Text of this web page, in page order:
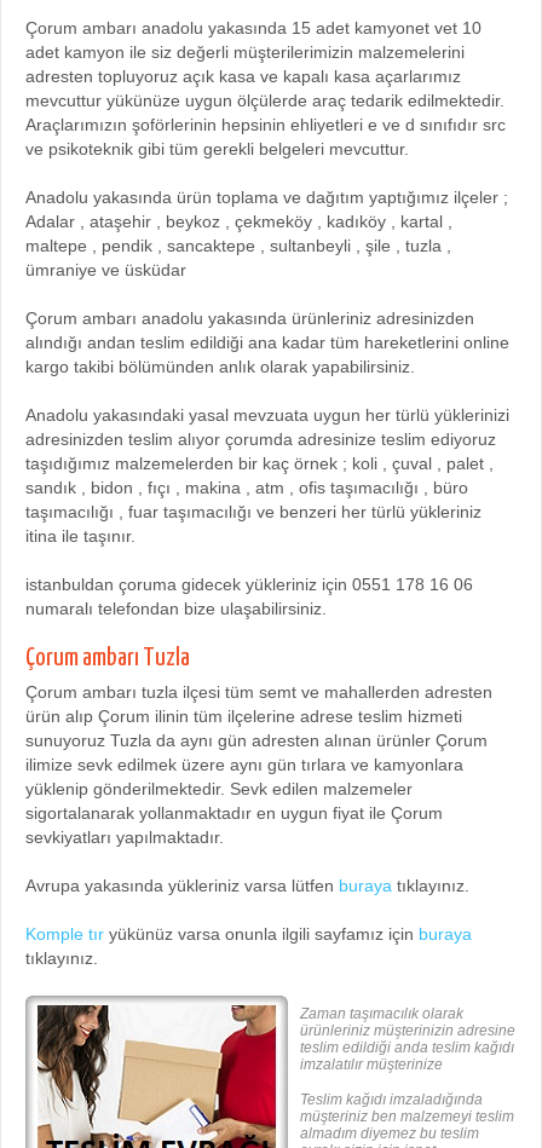
Çorum ambarı anadolu yakasında 15 adet kamyonet vet 10
adet kamyon ile siz değerli müşterilerimizin malzemelerini
adresten topluyoruz açık kasa ve kapalı kasa açarlarımız
mevcuttur yükünüze uygun ölçülerde araç tedarik edilmektedir.
Araçlarımızın şoförlerinin hepsinin ehliyetleri e ve d sınıfıdır src
ve psikoteknik gibi tüm gerekli belgeleri mevcuttur.
Anadolu yakasında ürün toplama ve dağıtım yaptığımız ilçeler ;
Adalar , ataşehir , beykoz , çekmeköy , kadıköy , kartal ,
maltepe , pendik , sancaktepe , sultanbeyli , şile , tuzla ,
ümraniye ve üsküdar
Çorum ambarı anadolu yakasında ürünleriniz adresinizden
alındığı andan teslim edildiği ana kadar tüm hareketlerini online
kargo takibi bölümünden anlık olarak yapabilirsiniz.
Anadolu yakasındaki yasal mevzuata uygun her türlü yüklerinizi
adresinizden teslim alıyor çorumda adresinize teslim ediyoruz
taşıdığımız malzemelerden bir kaç örnek ; koli , çuval , palet ,
sandık , bidon , fıçı , makina , atm , ofis taşımacılığı , büro
taşımacılığı , fuar taşımacılığı ve benzeri her türlü yükleriniz
itina ile taşınır.
istanbuldan çoruma gidecek yükleriniz için 0551 178 16 06
numaralı telefondan bize ulaşabilirsiniz.
Çorum ambarı Tuzla
Çorum ambarı tuzla ilçesi tüm semt ve mahallerden adresten
ürün alıp Çorum ilinin tüm ilçelerine adrese teslim hizmeti
sunuyoruz Tuzla da aynı gün adresten alınan ürünler Çorum
ilimize sevk edilmek üzere aynı gün tırlara ve kamyonlara
yüklenip gönderilmektedir. Sevk edilen malzemeler
sigortalanarak yollanmaktadır en uygun fiyat ile Çorum
sevkiyatları yapılmaktadır.
Avrupa yakasında yükleriniz varsa lütfen buraya tıklayınız.
Komple tır yükünüz varsa onunla ilgili sayfamız için buraya
tıklayınız.
Zaman taşımacılık olarak
ürünleriniz müşterinizin adresine
teslim edildiği anda teslim kağıdı
imzalatılır müşterinize
Teslim kağıdı imzaladığında
müşteriniz ben malzemeyi teslim
almadım diyemez bu teslim